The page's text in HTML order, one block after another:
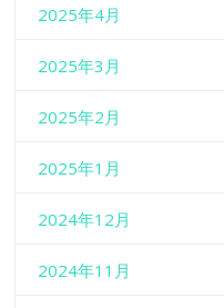
2025年4月
2025年3月
2025年2月
2025年1月
2024年12月
2024年11月